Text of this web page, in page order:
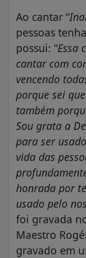
Ao cantar “
pessoas
possui: “Essa
cantar com
vencendo
porque sei
também
Sou grata a
para ser
vida das
honrada por
usado pelo
foi gravada
Maestro
gravado em